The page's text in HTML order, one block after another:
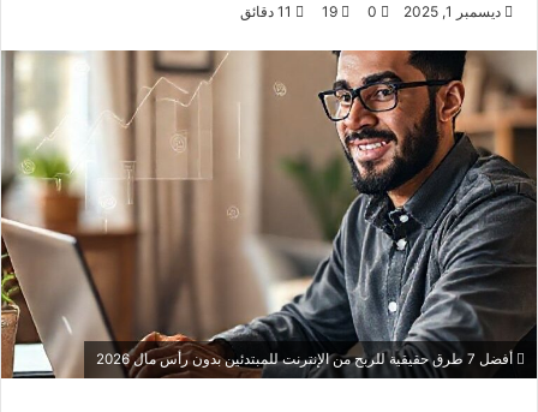
ديسمبر 1, 2025 0
19
أفضل 7 طرق حقيقية للربح من الإنترنت للمبتدئين بدون رأس مال 2026